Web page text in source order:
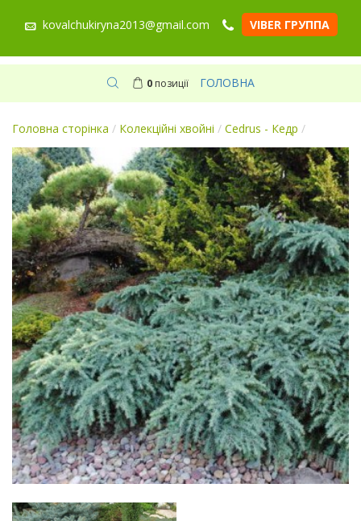
kovalchukiryna2013@gmail.com VIBER ГРУППА
0позиції ГОЛОВНА
Головна сторінка / Колекційні хвойні / Cedrus - Кедр /